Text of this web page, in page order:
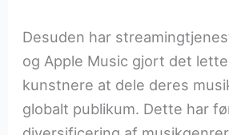
Desuden har
og Apple Music gjort det
kunstnere at dele deres
globalt publikum. Dette har